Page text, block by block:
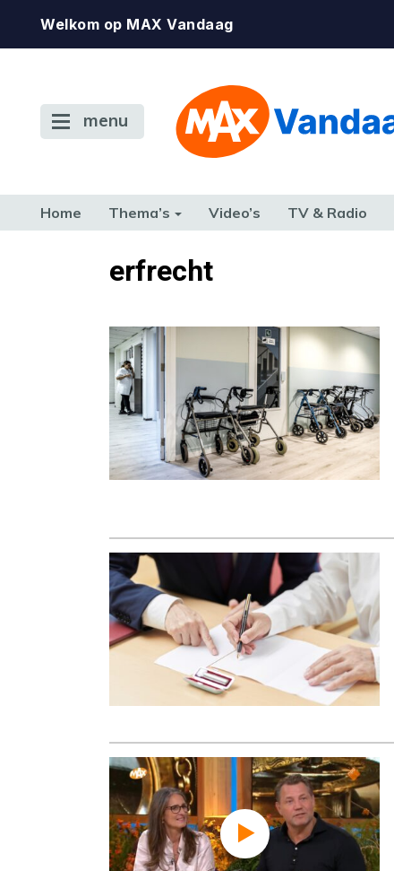
Welkom op MAX Vandaag
menu
Home Thema’s Video’s TV & Radio
TERUG NAAR TOENerfrecht